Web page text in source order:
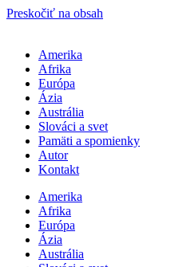
Preskočiť na obsah
Amerika
Afrika
Európa
Ázia
Austrália
Slováci a svet
Pamäti a spomienky
Autor
Kontakt
Amerika
Afrika
Európa
Ázia
Austrália